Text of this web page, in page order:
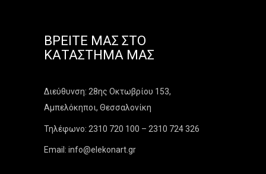
ΒΡΕΊΤΕ ΜΑΣ ΣΤΟ
ΚΑΤΆΣΤΗΜΑ ΜΑΣ
Διεύθυνση: 28ης Οκτωβρίου 153,
Αμπελόκηποι, Θεσσαλονίκη
Τηλέφωνο: 2310 720 100 – 2310 724 326
Email: info@elekonart.gr